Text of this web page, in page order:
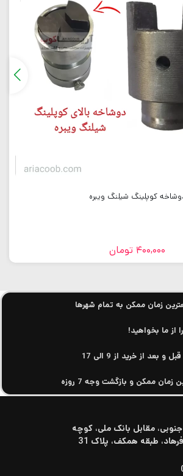
کوپلینگ شیلنگ ویبره
400,000 تومان
زمان ممکن به تمام شهرها
از ما بخواهید!
بعد از خرید از 9 الی 17
ممکن و بازگشت وجه 7 روزه
مقابل بانک ملی، کوچه
طبقه همکف، پلاک 31